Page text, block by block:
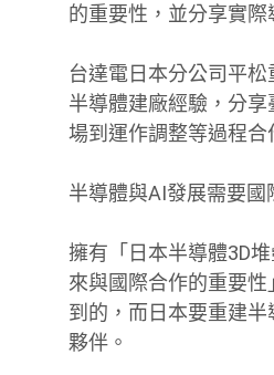
的重要性，並分享實
台達電日本分公司平
半導體建廠經驗，分
場到運作調整等過程合
半導體與AI發展需要
擁有「日本半導體3D
來與國際合作的重要
到的，而日本要重建
夥伴。